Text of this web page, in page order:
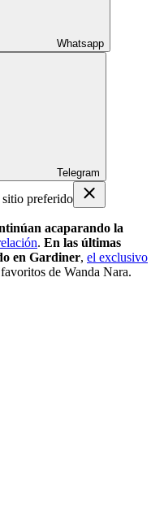
Whatsapp
Telegram
preferido
acaparando la
. En las últimas
en Gardiner, el exclusivo
de Wanda Nara.